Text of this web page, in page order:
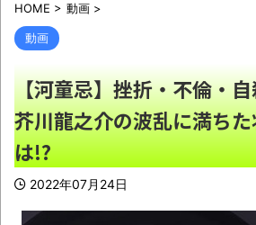
で詐欺を行い〇億だまし取る
取ったことありません」
「オッス！はるかちゃ
「拳闘暗黒伝セスタス」全
着Kindleセール 8月07日ま
メルカリでいいねだけ押
いやつの正体NEW!
HOME > 動画 >
動画
【河童忌】挫折・不倫・
芥川龍之介の波乱に満ち
は!?
2022年07月24日